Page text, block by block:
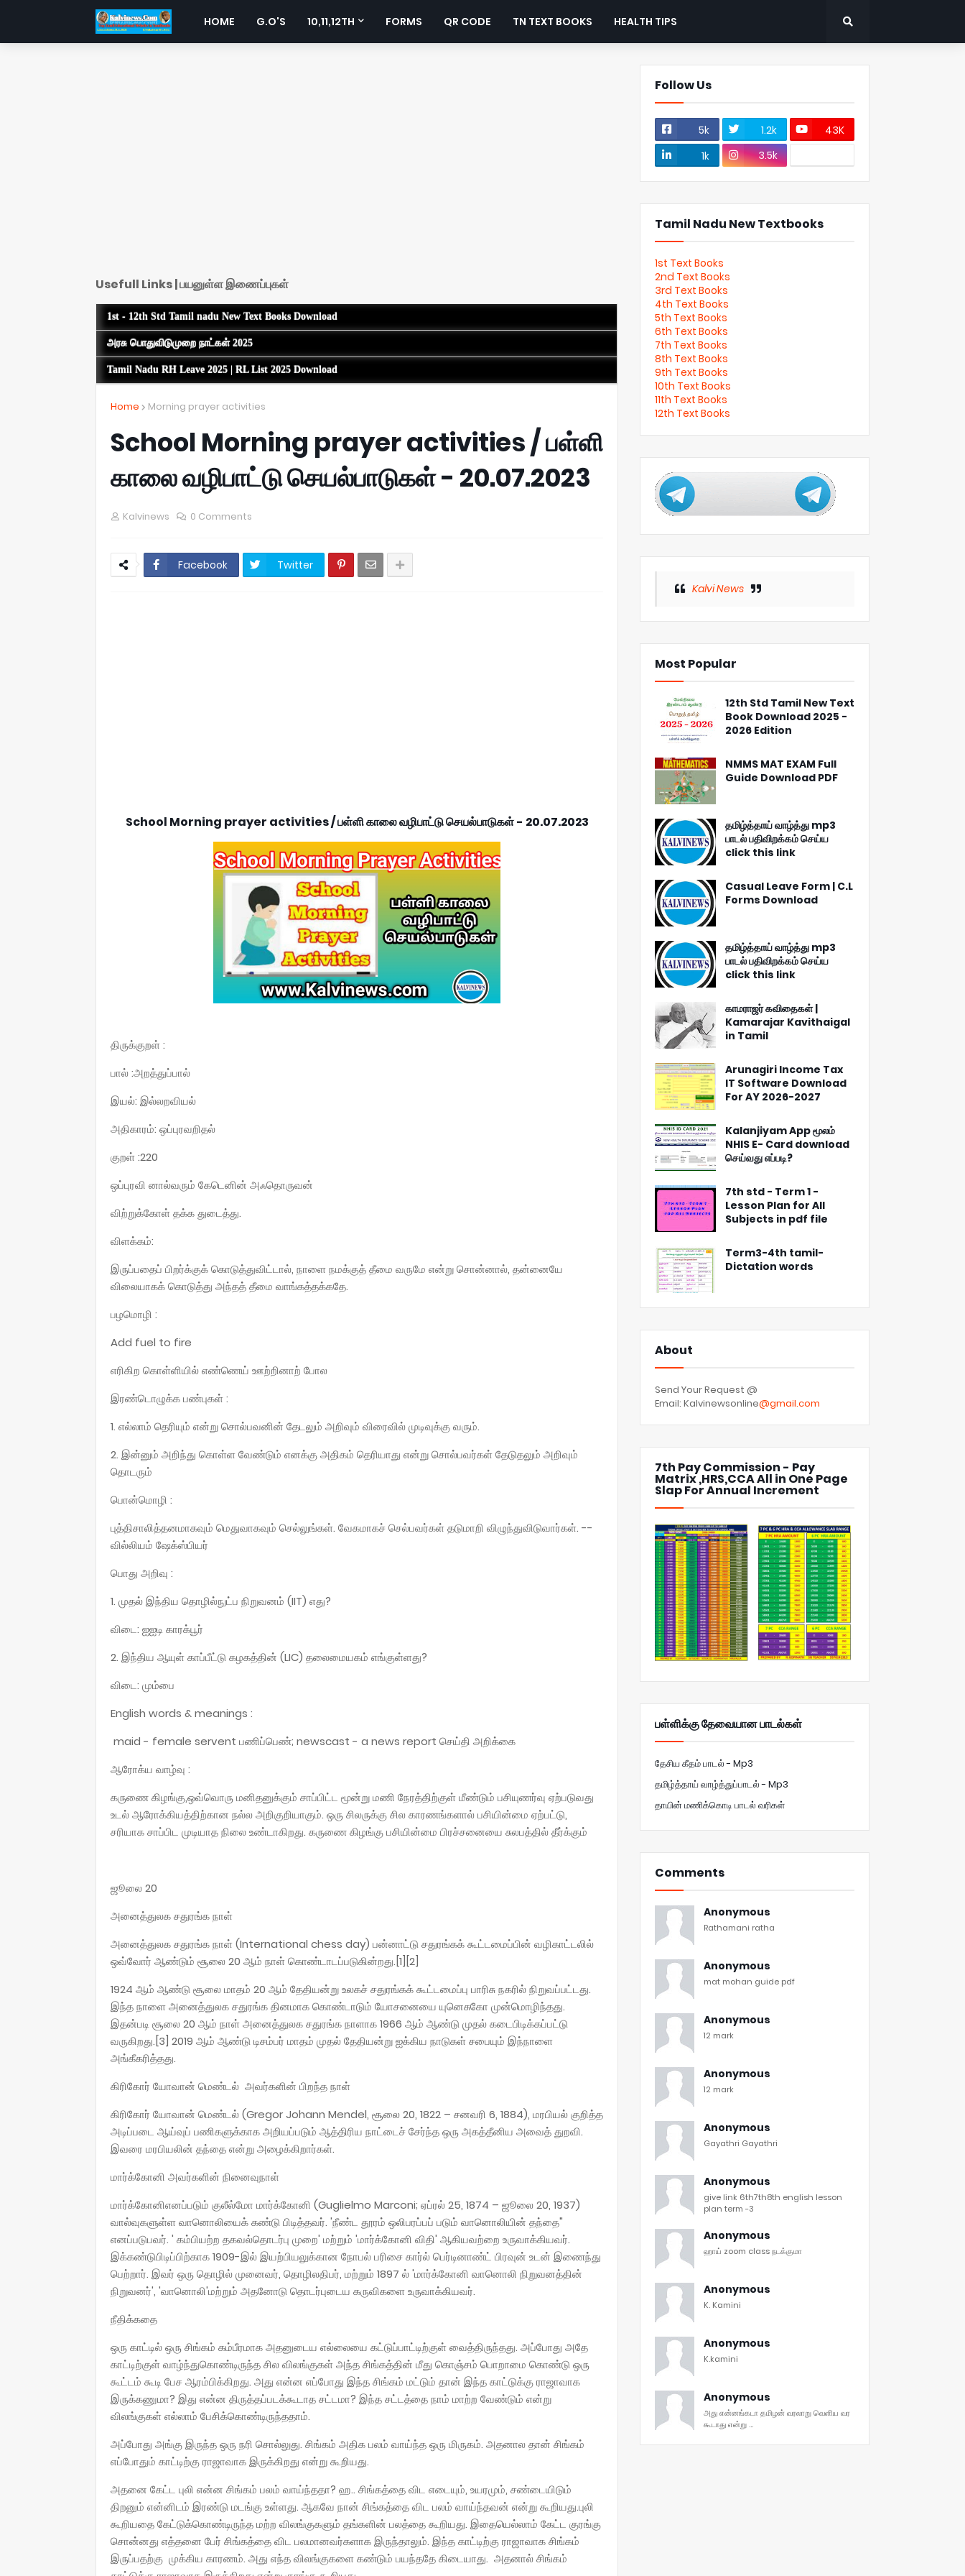
HOME G.O'S 10,11,12TH FORMS QR CODE TN TEXT BOOKS HEALTH TIPS
Usefull Links | பயனுள்ள இணைப்புகள்
1st - 12th Std Tamil nadu New Text Books Download
அரசு பொதுவிடுமுறை நாட்கள் 2025
Tamil Nadu RH Leave 2025 | RL List 2025 Download
Home Morning prayer activities
School Morning prayer activities / பள்ளி
காலை வழிபாட்டு செயல்பாடுகள் - 20.07.2023
Kalvinews 0 Comments
Facebook Twitter
School Morning prayer activities / பள்ளி காலை வழிபாட்டு செயல்பாடுகள் - 20.07.2023
திருக்குறள் :
பால் :அறத்துப்பால்
இயல்: இல்லறவியல்
அதிகாரம்: ஒப்புரவறிதல்
குறள் :220
ஒப்புரவி னால்வரும் கேடெனின் அஃதொருவன்
விற்றுக்கோள் தக்க துடைத்து.
விளக்கம்:
இருப்பதைப் பிறர்க்குக் கொடுத்துவிட்டால், நாளை நமக்குத் தீமை வருமே என்று சொன்னால், தன்னையே
விலையாகக் கொடுத்து அந்தத் தீமை வாங்கத்தக்கதே.
பழமொழி :
Add fuel to fire
எரிகிற கொள்ளியில் எண்ணெய் ஊற்றினாற் போல
இரண்டொழுக்க பண்புகள் :
1. எல்லாம் தெரியும் என்று சொல்பவனின் தேடலும் அறிவும் விரைவில் முடிவுக்கு வரும்.
2. இன்னும் அறிந்து கொள்ள வேண்டும் எனக்கு அதிகம் தெரியாது என்று சொல்பவர்கள் தேடுதலும் அறிவும்
தொடரும்
பொன்மொழி :
புத்திசாலித்தனமாகவும் மெதுவாகவும் செல்லுங்கள். வேகமாகச் செல்பவர்கள் தடுமாறி விழுந்துவிடுவார்கள். --
வில்லியம் ஷேக்ஸ்பியர்
பொது அறிவு :
1. முதல் இந்திய தொழில்நுட்ப நிறுவனம் (IIT) எது?
விடை: ஐஐடி காரக்பூர்
2. இந்திய ஆயுள் காப்பீட்டு கழகத்தின் (LIC) தலைமையகம் எங்குள்ளது?
விடை: மும்பை
English words & meanings :
maid - female servent பணிப்பெண்; newscast - a news report செய்தி அறிக்கை
ஆரோக்ய வாழ்வு :
கருணை கிழங்கு,ஒவ்வொரு மனிதனுக்கும் சாப்பிட்ட மூன்று மணி நேரத்திற்குள் மீண்டும் பசியுணர்வு ஏற்படுவது
உடல் ஆரோக்கியத்திற்கான நல்ல அறிகுறியாகும். ஒரு சிலருக்கு சில காரணங்களால் பசியின்மை ஏற்பட்டு,
சரியாக சாப்பிட முடியாத நிலை உண்டாகிறது. கருணை கிழங்கு பசியின்மை பிரச்சனையை சுலபத்தில் தீர்க்கும்
ஜூலை 20
அனைத்துலக சதுரங்க நாள்
அனைத்துலக சதுரங்க நாள் (International chess day) பன்னாட்டு சதுரங்கக் கூட்டமைப்பின் வழிகாட்டலில்
ஒவ்வோர் ஆண்டும் சூலை 20 ஆம் நாள் கொண்டாடப்படுகின்றது.[1][2]
1924 ஆம் ஆண்டு சூலை மாதம் 20 ஆம் தேதியன்று உலகச் சதுரங்கக் கூட்டமைப்பு பாரிசு நகரில் நிறுவப்பட்டது.
இந்த நாளை அனைத்துலக சதுரங்க தினமாக கொண்டாடும் யோசனையை யுனெசுகோ முன்மொழிந்தது.
இதன்படி சூலை 20 ஆம் நாள் அனைத்துலக சதுரங்க நாளாக 1966 ஆம் ஆண்டு முதல் கடைபிடிக்கப்பட்டு
வருகிறது.[3] 2019 ஆம் ஆண்டு டிசம்பர் மாதம் முதல் தேதியன்று ஐக்கிய நாடுகள் சபையும் இந்நாளை
அங்கீகரித்தது.
கிரிகோர் யோவான் மெண்டல் அவர்களின் பிறந்த நாள்
கிரிகோர் யோவான் மெண்டல் (Gregor Johann Mendel, சூலை 20, 1822 – சனவரி 6, 1884), மரபியல் குறித்த
அடிப்படை ஆய்வுப் பணிகளுக்காக அறியப்படும் ஆத்திரிய நாட்டைச் சேர்ந்த ஒரு அகத்தீனிய அவைத் துறவி.
இவரை மரபியலின் தந்தை என்று அழைக்கிறார்கள்.
மார்க்கோனி அவர்களின் நினைவுநாள்
மார்க்கோனிஎனப்படும் குலீல்மோ மார்க்கோனி (Guglielmo Marconi; ஏப்ரல் 25, 1874 – ஜூலை 20, 1937)
வால்வுகளுள்ள வானொலியைக் கண்டு பிடித்தவர். 'நீண்ட தூரம் ஒலிபரப்பப் படும் வானொலியின் தந்தை"
எனப்படுபவர். ' கம்பியற்ற தகவல்தொடர்பு முறை' மற்றும் 'மார்க்கோனி விதி' ஆகியவற்றை உருவாக்கியவர்.
இக்கண்டுபிடிப்பிற்காக 1909-இல் இயற்பியலுக்கான நோபல் பரிசை கார்ல் பெர்டினாண்ட் பிரவுன் உடன் இணைந்து
பெற்றார். இவர் ஒரு தொழில் முனைவர், தொழிலதிபர், மற்றும் 1897 ல் 'மார்க்கோனி வானொலி நிறுவனத்தின்
நிறுவனர்', 'வானொலி'மற்றும் அதனோடு தொடர்புடைய கருவிகளை உருவாக்கியவர்.
நீதிக்கதை
ஒரு காட்டில் ஒரு சிங்கம் கம்பீரமாக அதனுடைய எல்லையை கட்டுப்பாட்டிற்குள் வைத்திருந்தது. அப்போது அதே
காட்டிற்குள் வாழ்ந்துகொண்டிருந்த சில விலங்குகள் அந்த சிங்கத்தின் மீது கொஞ்சம் பொறாமை கொண்டு ஒரு
கூட்டம் கூடி பேச ஆரம்பிக்கிறது. அது என்ன எப்போது இந்த சிங்கம் மட்டும் தான் இந்த காட்டுக்கு ராஜாவாக
இருக்கணுமா? இது என்ன திருத்தப்படக்கூடாத சட்டமா? இந்த சட்டத்தை நாம் மாற்ற வேண்டும் என்று
விலங்குகள் எல்லாம் பேசிக்கொண்டிருந்ததாம்.
அப்போது அங்கு இருந்த ஒரு நரி சொல்லுது. சிங்கம் அதிக பலம் வாய்ந்த ஒரு மிருகம். அதனால தான் சிங்கம்
எப்போதும் காட்டிற்கு ராஜாவாக இருக்கிறது என்று கூறியது.
அதனை கேட்ட புலி என்ன சிங்கம் பலம் வாய்ந்ததா? ஹ.. சிங்கத்தை விட எடையும், உயரமும், சண்டையிடும்
திறனும் என்னிடம் இரண்டு மடங்கு உள்ளது. ஆகவே நான் சிங்கத்தை விட பலம் வாய்ந்தவன் என்று கூறியது.புலி
கூறியதை கேட்டுக்கொண்டிருந்த மற்ற விலங்குகளும் தங்களின் பலத்தை கூறியது. இதையெல்லாம் கேட்ட குரங்கு
சொன்னது எத்தனை பேர் சிங்கத்தை விட பலமானவர்களாக இருந்தாலும். இந்த காட்டிற்கு ராஜாவாக சிங்கம்
இருப்பதற்கு முக்கிய காரணம். அது எந்த விலங்குகளை கண்டும் பயந்ததே கிடையாது. அதனால் சிங்கம்
Follow Us
5k 1.2k
43K
1k
3.5k
Tamil Nadu New Textbooks
1st Text Books
2nd Text Books
3rd Text Books
4th Text Books
5th Text Books
6th Text Books
7th Text Books
8th Text Books
9th Text Books
10th Text Books
11th Text Books
12th Text Books
Kalvi News
Most Popular
12th Std Tamil New Text
Book Download 2025 -
2026 Edition
NMMS MAT EXAM Full
Guide Download PDF
தமிழ்த்தாய் வாழ்த்து mp3
பாடல் பதிவிறக்கம் செய்ய
click this link
Casual Leave Form | C.L
Forms Download
தமிழ்த்தாய் வாழ்த்து mp3
பாடல் பதிவிறக்கம் செய்ய
click this link
காமராஜர் கவிதைகள் |
Kamarajar Kavithaigal
in Tamil
Arunagiri Income Tax
IT Software Download
For AY 2026-2027
Kalanjiyam App மூலம்
NHIS E- Card download
செய்வது எப்படி?
7th std - Term 1 -
Lesson Plan for All
Subjects in pdf file
Term3-4th tamil-
Dictation words
About
Send Your Request @
Email: Kalvinewsonline@gmail.com
7th Pay Commission - Pay
Matrix ,HRS,CCA All in One Page
Slap For Annual Increment
பள்ளிக்கு தேவையான பாடல்கள்
தேசிய கீதம் பாடல் - Mp3
தமிழ்த்தாய் வாழ்த்துப்பாடல் - Mp3
தாயின் மணிக்கொடி பாடல் வரிகள்
Comments
Anonymous
Rathamani ratha
Anonymous
mat mohan guide pdf
Anonymous
12 mark
Anonymous
12 mark
Anonymous
Gayathri Gayathri
Anonymous
give link 6th7th8th english lesson
plan term -3
Anonymous
ஹாய் zoom class நடக்குமா
Anonymous
K. Kamini
Anonymous
K.kamini
Anonymous
அது என்னங்கடா தமிழன் வரலாறு வெளிய வர
கூடாது என்று ...